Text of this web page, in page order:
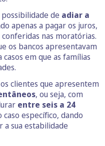
de adiar a
apenas a pagar os juros,
nas moratórias.
os bancos apresentavam
em que as famílias
clientes que apresentem
, ou seja, com
entre seis a 24
específico, dando
sua estabilidade